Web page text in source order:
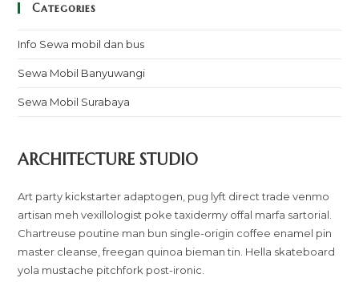
Categories
Info Sewa mobil dan bus
Sewa Mobil Banyuwangi
Sewa Mobil Surabaya
ARCHITECTURE STUDIO
Art party kickstarter adaptogen, pug lyft direct trade venmo
artisan meh vexillologist poke taxidermy offal marfa sartorial.
Chartreuse poutine man bun single-origin coffee enamel pin
master cleanse, freegan quinoa bieman tin. Hella skateboard
yola mustache pitchfork post-ironic.